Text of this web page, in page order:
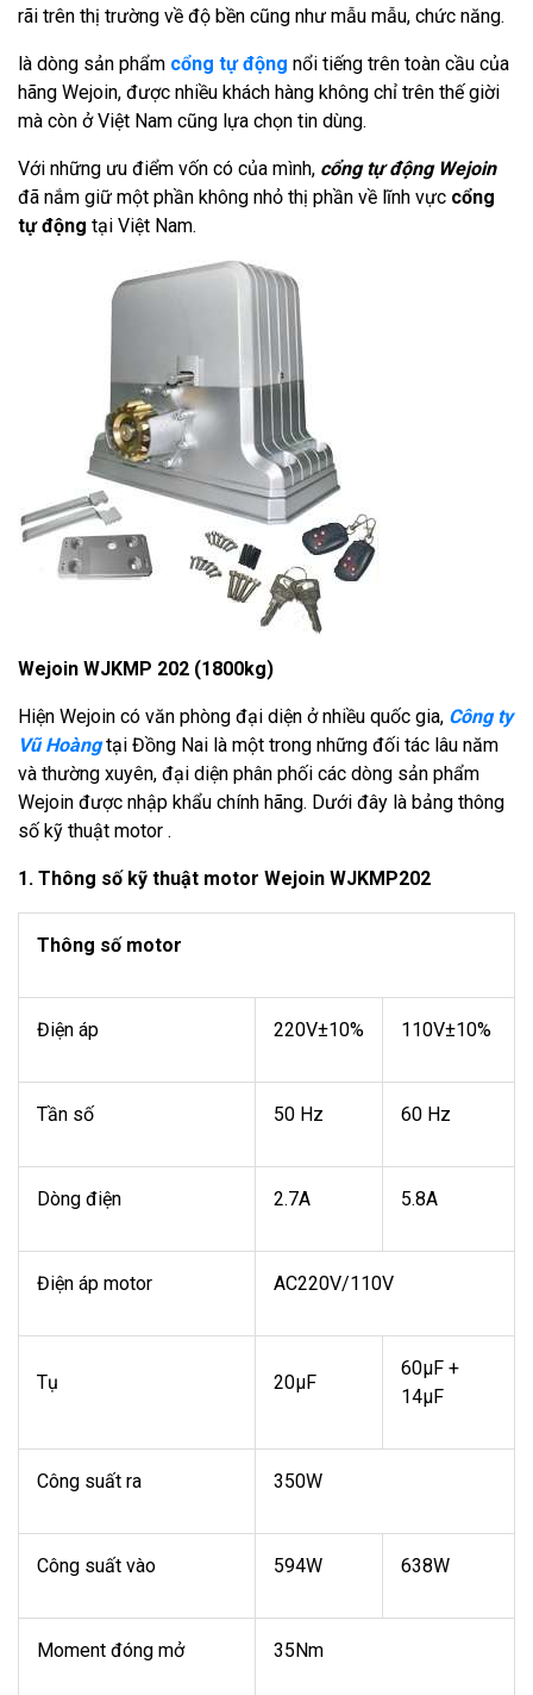
rãi trên thị trường về độ bền cũng như mẫu mẫu, chức năng.
là dòng sản phẩm cổng tự động nổi tiếng trên toàn cầu của
hãng Wejoin, được nhiều khách hàng không chỉ trên thế giời
mà còn ở Việt Nam cũng lựa chọn tin dùng.
Với những ưu điểm vốn có của mình, cổng tự động Wejoin
đã nắm giữ một phần không nhỏ thị phần về lĩnh vực cổng
tự động tại Việt Nam.
Wejoin WJKMP 202 (1800kg)
Hiện Wejoin có văn phòng đại diện ở nhiều quốc gia, Công ty
Vũ Hoàngtại Đồng Nai là một trong những đối tác lâu năm
và thường xuyên, đại diện phân phối các dòng sản phẩm
Wejoin được nhập khẩu chính hãng. Dưới đây là bảng thông
số kỹ thuật motor .
1. Thông số kỹ thuật motor Wejoin WJKMP202
Thông số motor
Điện áp 220V±10% 110V±10%
Tần số 50 Hz 60 Hz
Dòng điện 2.7A 5.8A
Điện áp motor AC220V/110V
Tụ 20μF
60μF +
14μF
Công suất ra 350W
Công suất vào 594W 638W
Moment đóng mở 35Nm